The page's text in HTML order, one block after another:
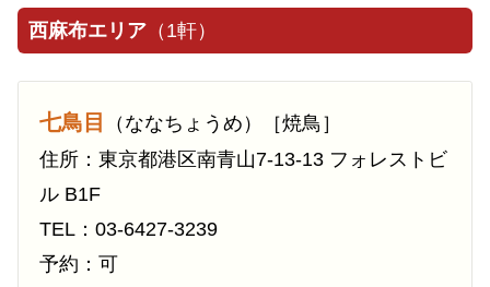
西麻布エリア （1軒）
七鳥目
（ななちょうめ）［焼鳥］
住所：東京都港区南青山7-13-13 フォレストビ
ル B1F
TEL：03-6427-3239
予約：可